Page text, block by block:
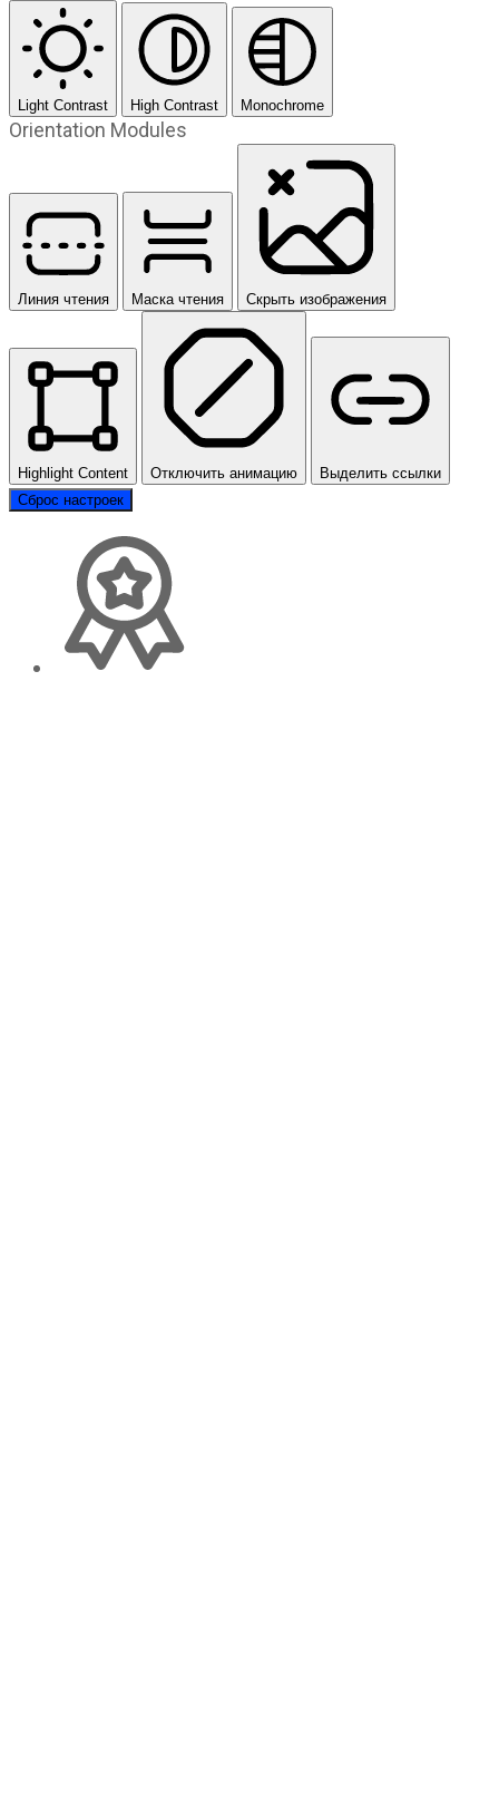
Light Contrast High Contrast Monochrome
Orientation Modules
Линия чтения Маска чтения Скрыть изображения
Highlight Content Отключить анимацию
Выделить ссылки
Сброс настроек